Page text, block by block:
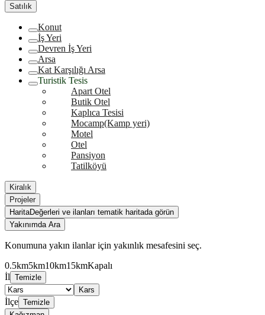
Satılık
Konut
İş Yeri
Devren İş Yeri
Arsa
Kat Karşılığı Arsa
Turistik Tesis
Apart Otel
Butik Otel
Kaplıca Tesisi
Mocamp(Kamp yeri)
Motel
Otel
Pansiyon
Tatilköyü
Kiralık
Projeler
HaritaDeğerleri ve ilanları tematik haritada görün
Yakınımda Ara
Konumuna yakın ilanlar için yakınlık mesafesini seç.
0.5km5km10km15kmKapalı
İl Temizle
Kars
İlçe Temizle